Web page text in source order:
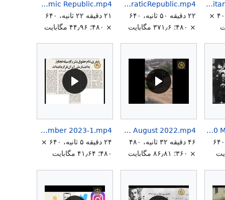
Crown Prince Reza Pahlavi Military Jet Flight.mp4
۶ دقیقه ۴۹ ثانیه، ۴۰۰ ×
DemocraticRepublic.mp4
۲۲ دقیقه ۵۰ ثانیه، ۶۴۰
× ۴۸۰؛ ۳۷۱٫۶ مگابایت
Economical Crisis in Iran End of Islamic Republic.mp4
۲۱ دقیقه ۲۲ ثانیه، ۶۴۰
× ۴۸۰؛ ۴۴٫۹۶ مگابایت
Farzaneh Kheradmand Enemies of Mashruteh 30 May 2022-1.mp4
۴۱ دقیقه ۲۸ ثانیه، ۶۴۰
Farzaneh Kheradmand Environmental Disaster Iran 03 August 2022.mp4
۴۶ دقیقه ۳۲ ثانیه، ۴۸۰
× ۳۶۰؛ ۸۶٫۸۱ مگابایت
Farzaneh Kheradmand Iran A Big Prison 12 December 2023-1.mp4
۲۴ دقیقه ۵ ثانیه، ۶۴۰ ×
۴۸۰؛ ۴۱٫۶۴ مگابایت